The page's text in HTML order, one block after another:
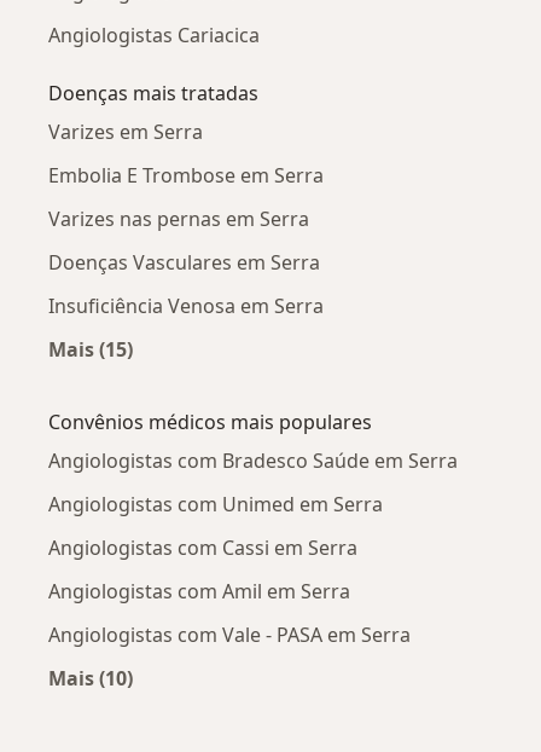
Angiologistas Cariacica
Doenças mais tratadas
Varizes em Serra
Embolia E Trombose em Serra
Varizes nas pernas em Serra
Doenças Vasculares em Serra
Insuficiência Venosa em Serra
Mais (15)
Convênios médicos mais populares
Angiologistas com Bradesco Saúde em Serra
Angiologistas com Unimed em Serra
Angiologistas com Cassi em Serra
Angiologistas com Amil em Serra
Angiologistas com Vale - PASA em Serra
Mais (10)